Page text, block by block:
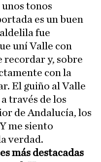
tonos
es un buen
fue
uní Valle con
recordar y, sobre
con la
El guiño al Valle
través de los
de Andalucía, los
me siento
verdad.
más destacadas